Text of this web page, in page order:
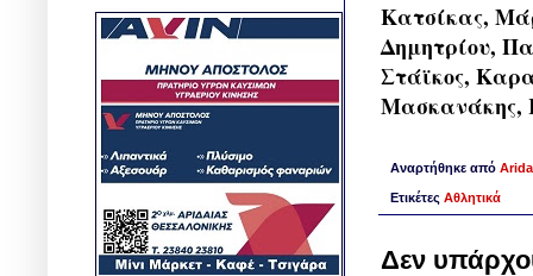
Κατσίκας,
Δημητρίου,
Στάϊκος,
Μασκανάκης,
Αναρτήθηκε από
Ετικέτες Αθλητικά
Δεν